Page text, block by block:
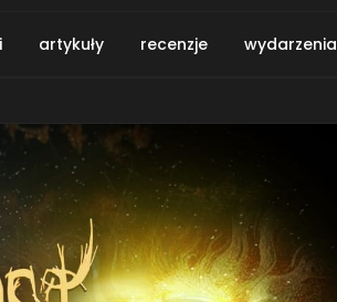
artykuły recenzje wydarzenia